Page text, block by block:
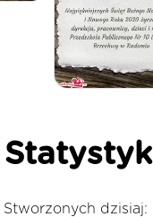
Stworzonych dzisiaj: